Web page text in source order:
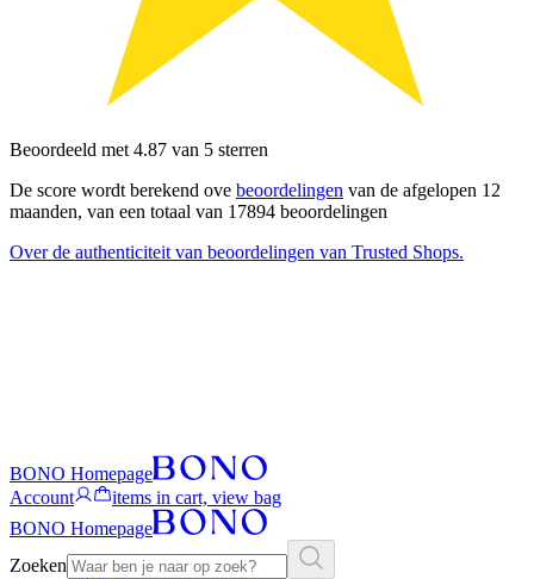
Beoordeeld met 4.87 van 5 sterren
De score wordt berekend ove beoordelingen van de afgelopen 12
maanden, van een totaal van 17894 beoordelingen
Over de authenticiteit van beoordelingen van Trusted Shops.
BONO Homepage
Account
items in cart, view bag
BONO Homepage
Zoeken